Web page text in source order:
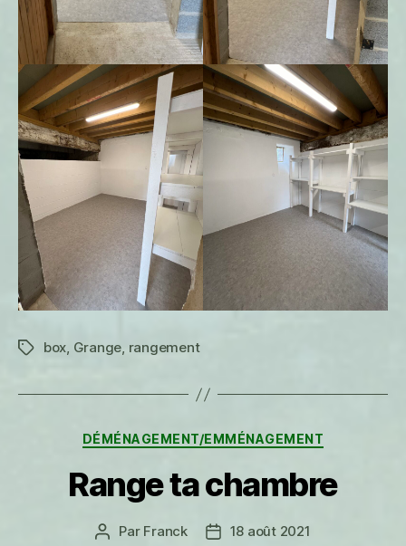
Étiquettes
box, Grange, rangement
Catégories
DÉMÉNAGEMENT/EMMÉNAGEMENT
Range ta chambre
Auteur
Par Franck
Date18 août 2021